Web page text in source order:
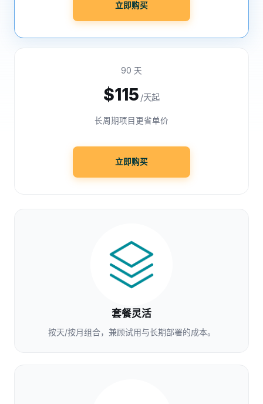
立即购买
90 天
$115 /天起
长周期项目更省单价
立即购买
套餐灵活
按天/按月组合，兼顾试用与长期部署的成本。